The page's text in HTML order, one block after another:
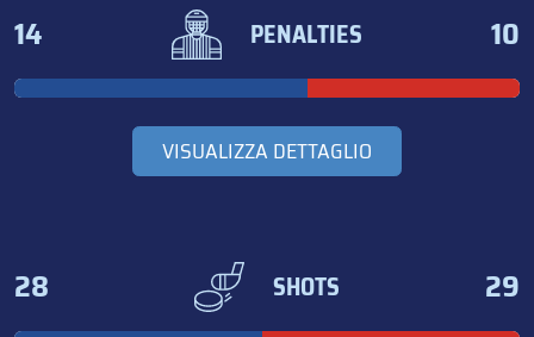
14 PENALTIES 10
VISUALIZZA DETTAGLIO
28 SHOTS 29